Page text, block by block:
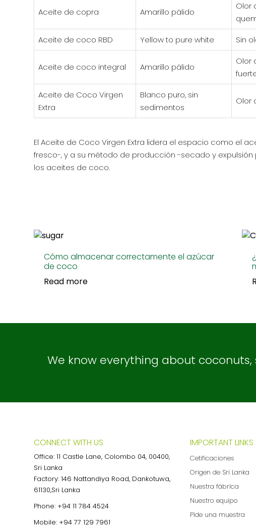
Aceite de copra Amarillo pálido
Olor
Aceite de coco RBD Yellow to pure white Sin
Aceite de coco integral Amarillo pálido
Olor
Aceite de Coco Virgen
Extra
Blanco puro, sin
sedimentos
Olor
El Aceite de Coco Virgen Extra lidera el espacio como el
fresco-, y a su método de producción -secado y
los aceites de coco.
Cómo almacenar correctamente el azúcar
de coco
Read more
We know everything about coconuts,
CONNECT WITH US
Office: 11 Castle Lane, Colombo 04, 00400,
Sri Lanka
Factory: 146 Nattandiya Road, Dankotuwa,
61130,Sri Lanka
Phone: +94 11 784 4524
Mobile: +94 77 129 7961
IMPORTANT LINKS
Cetificaciones
Origen de Sri Lanka
Nuestra fábrica
Nuestro equipo
Pide una muestra